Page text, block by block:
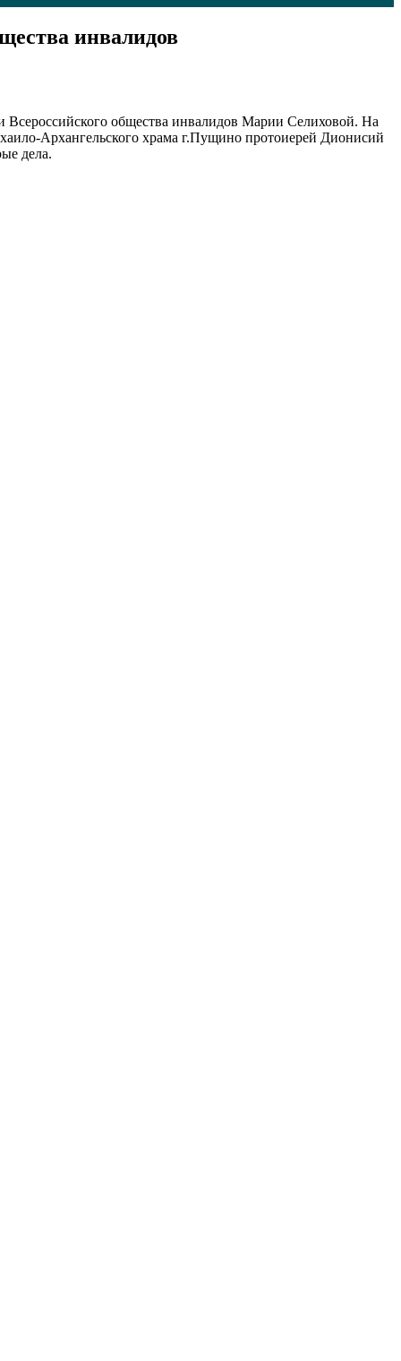
инвалидов
Всероссийского общества инвалидов Марии Селиховой. На
Архангельского храма г.Пущино протоиерей Дионисий
дела.